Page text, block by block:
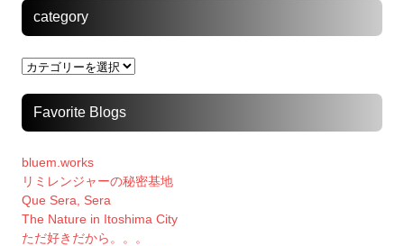
category
category
Favorite Blogs
bluem.works
リミレンジャーの秘密基地
Que Sera, Sera
The Nature in Itoshima City
ただ好きだから。。。